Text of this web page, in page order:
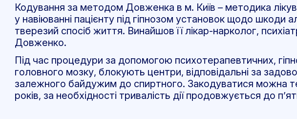
Кодування за методом Довженка в м. Київ – методика
у навіюванні пацієнту під гіпнозом установок щодо шкоди
тверезий спосіб життя. Винайшов її лікар-нарколог,
Довженко.
Під час процедури за допомогою психотерапевтичних,
головного мозку, блокують центри, відповідальні за
залежного байдужим до спиртного. Закодуватися можна
років, за необхідності тривалість дії продовжується до